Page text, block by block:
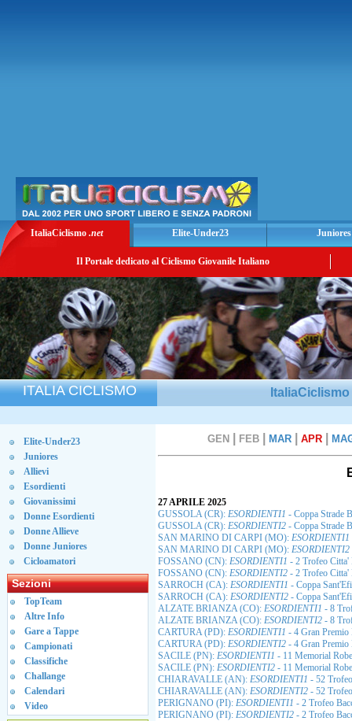
ItaliaCiclismo .net Elite-Under23 Juniores
Il Portale dedicato al Ciclismo Giovanile Italiano
ITALIA CICLISMO
Elite-Under23
Juniores
Allievi
Esordienti
Giovanissimi
Donne Esordienti
Donne Allieve
Donne Juniores
Cicloamatori
Sezioni
TopTeam
Altre Info
Gare a Tappe
Campionati
Classifiche
Challange
Calendari
Video
GEN FEB MAR APR
27 APRILE 2025
GUSSOLA (CR): ESORDIENTI1 - Coppa Strade
GUSSOLA (CR): ESORDIENTI2 - Coppa Strade
SAN MARINO DI CARPI (MO): ESORDIENTI1
SAN MARINO DI CARPI (MO): ESORDIENTI2
FOSSANO (CN): ESORDIENTI1 - 2 Trofeo Citta'
FOSSANO (CN): ESORDIENTI2 - 2 Trofeo Citta'
SARROCH (CA): ESORDIENTI1 - Coppa
SARROCH (CA): ESORDIENTI2 - Coppa
ALZATE BRIANZA (CO): ESORDIENTI1 - 8
ALZATE BRIANZA (CO): ESORDIENTI2 - 8
CARTURA (PD): ESORDIENTI1 - 4 Gran Premio
CARTURA (PD): ESORDIENTI2 - 4 Gran Premio
SACILE (PN): ESORDIENTI1 - 11 Memorial
SACILE (PN): ESORDIENTI2 - 11 Memorial
CHIARAVALLE (AN): ESORDIENTI1 - 52
CHIARAVALLE (AN): ESORDIENTI2 - 52
PERIGNANO (PI): ESORDIENTI1 - 2 Trofeo
PERIGNANO (PI): ESORDIENTI2 - 2 Trofeo